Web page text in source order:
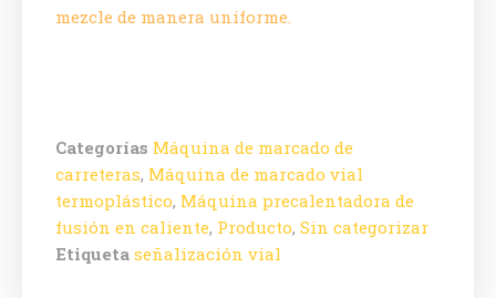
mezcle de manera uniforme.
Categorías Máquina de marcado de
carreteras, Máquina de marcado vial
termoplástico, Máquina precalentadora de
fusión en caliente, Producto, Sin categorizar
Etiqueta señalización vial